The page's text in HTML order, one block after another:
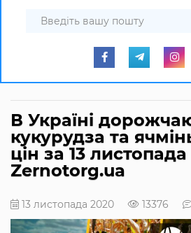
В Україні
кукурудза та
цін за 13 листопада
Zernotorg.ua
13 листопада 2020 13376